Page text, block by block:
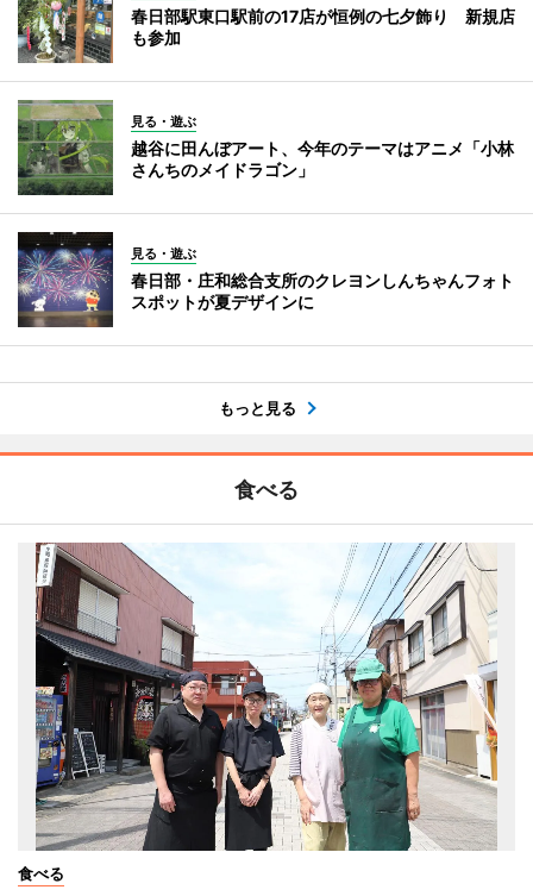
春日部駅東口駅前の17店が恒例の七夕飾り 新規店
も参加
見る・遊ぶ
越谷に田んぼアート、今年のテーマはアニメ「小林
さんちのメイドラゴン」
見る・遊ぶ
春日部・庄和総合支所のクレヨンしんちゃんフォト
スポットが夏デザインに
もっと見る
食べる
食べる